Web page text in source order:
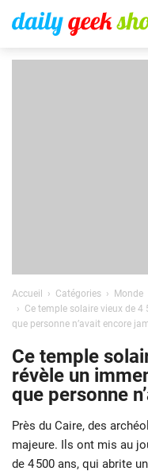
Accueil Catégories Monde
Ce temple solaire vieux de
que personne n’avait encore
Ce temple
révèle un
que personne
Près du Caire, des
majeure. Ils ont mis au
de 4 500 ans, qui abrite un